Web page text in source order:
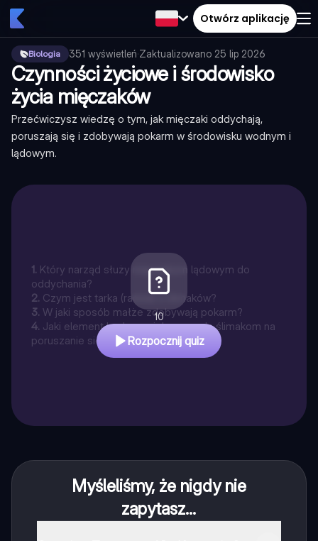
Otwórz aplikację
Biologia 351 wyświetleń·Zaktualizowano 25 lip 2026
Czynności życiowe i środowisko
życia mięczaków
Przećwiczysz wiedzę o tym, jak mięczaki oddychają,
poruszają się i zdobywają pokarm w środowisku wodnym i
lądowym.
1. Który narząd służy mięczakom lądowym do
oddychania?
2. Czym jest tarka (radula) u ślimaków?
3. W jaki sposób małże zdobywają pokarm?
4. Jaki element budowy ciała pozwala ślimakom na
poruszanie się?
10
Rozpocznij quiz
Myśleliśmy, że nigdy nie
zapytasz...